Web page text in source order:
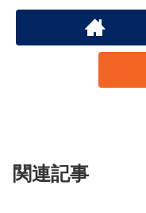
関連記事